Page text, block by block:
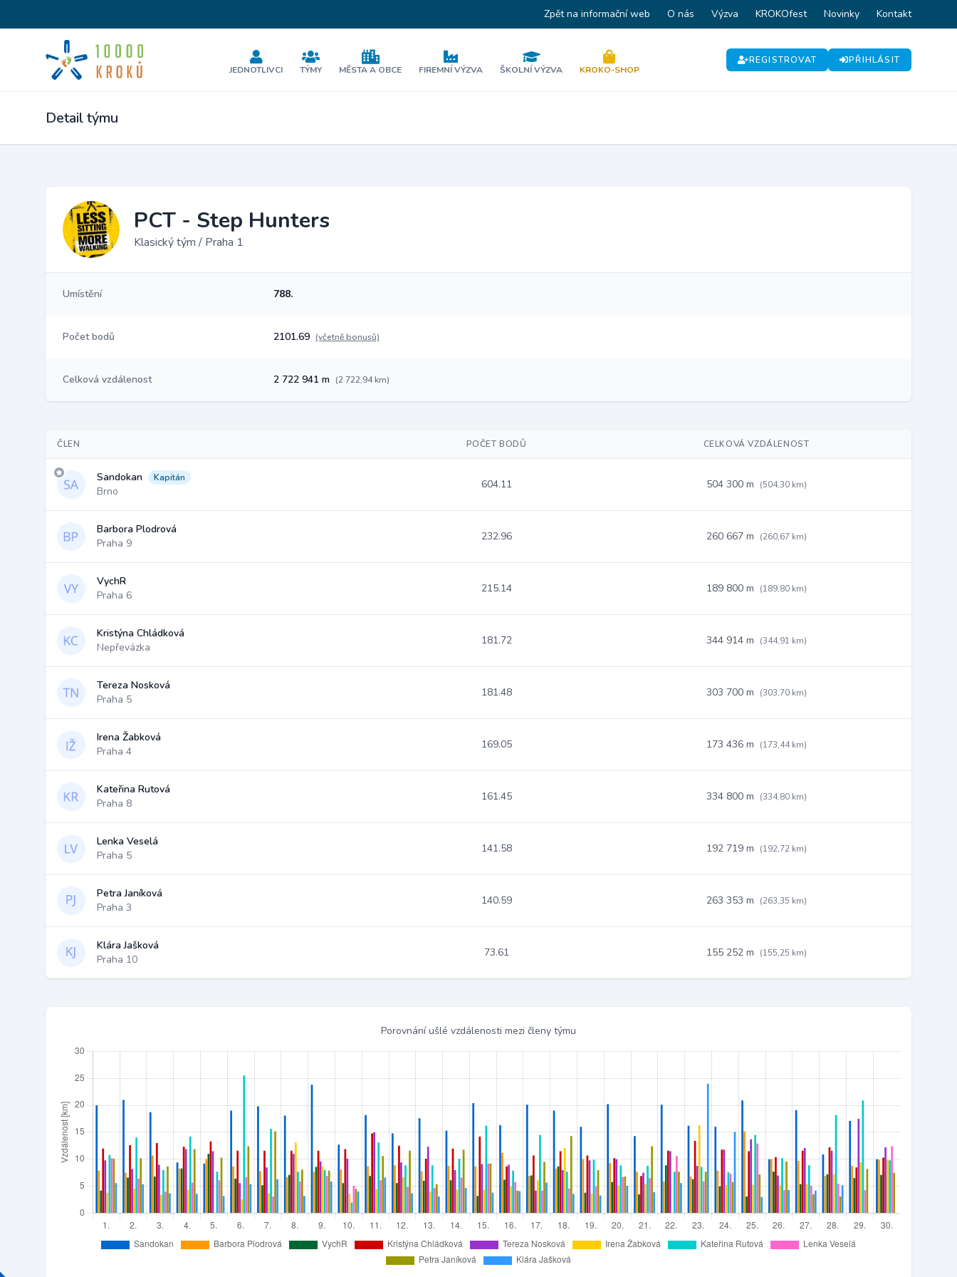
Zpět na informační web O nás Výzva KROKOfest Novinky Kontakt
JEDNOTLIVCI TÝMY MĚSTA A OBCE FIREMNÍ VÝZVA ŠKOLNÍ VÝZVA KROKO-SHOP
REGISTROVAT PŘIHLÁSIT
Detail týmu
PCT - Step Hunters
Klasický tým / Praha 1
Umístění 788.
Počet bodů 2101.69 (včetně bonusů)
Celková vzdálenost 2 722 941 m (2 722,94 km)
ČLEN POČET BODŮ CELKOVÁ VZDÁLENOST
Sandokan Kapitán
Brno
604.11 504 300 m (504,30 km)
Barbora Plodrová
Praha 9
232.96 260 667 m (260,67 km)
VychR
Praha 6
215.14 189 800 m (189,80 km)
Kristýna Chládková
Nepřevázka
181.72 344 914 m (344,91 km)
Tereza Nosková
Praha 5
181.48 303 700 m (303,70 km)
Irena Žabková
Praha 4
169.05 173 436 m (173,44 km)
Kateřina Rutová
Praha 8
161.45 334 800 m (334,80 km)
Lenka Veselá
Praha 5
141.58 192 719 m (192,72 km)
Petra Janíková
Praha 3
140.59 263 353 m (263,35 km)
Klára Jašková
Praha 10
73.61 155 252 m (155,25 km)
Porovnání ušlé vzdálenosti mezi členy týmu